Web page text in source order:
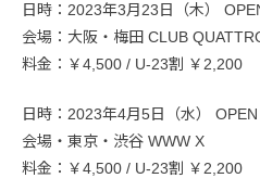
日時：2023年3月23日（木）
会場：大阪・梅田 CLUB
料金：￥4,500 / U-23割 ￥2,200
日時：2023年4月5日（水）
会場・東京・渋谷 WWW X
料金：￥4,500 / U-23割 ￥2,200